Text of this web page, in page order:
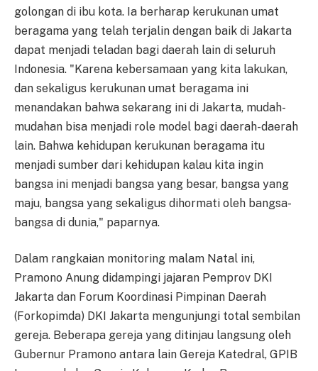
golongan di ibu kota. Ia berharap kerukunan umat
beragama yang telah terjalin dengan baik di Jakarta
dapat menjadi teladan bagi daerah lain di seluruh
Indonesia. "Karena kebersamaan yang kita lakukan,
dan sekaligus kerukunan umat beragama ini
menandakan bahwa sekarang ini di Jakarta, mudah-
mudahan bisa menjadi role model bagi daerah-daerah
lain. Bahwa kehidupan kerukunan beragama itu
menjadi sumber dari kehidupan kalau kita ingin
bangsa ini menjadi bangsa yang besar, bangsa yang
maju, bangsa yang sekaligus dihormati oleh bangsa-
bangsa di dunia," paparnya.
Dalam rangkaian monitoring malam Natal ini,
Pramono Anung didampingi jajaran Pemprov DKI
Jakarta dan Forum Koordinasi Pimpinan Daerah
(Forkopimda) DKI Jakarta mengunjungi total sembilan
gereja. Beberapa gereja yang ditinjau langsung oleh
Gubernur Pramono antara lain Gereja Katedral, GPIB